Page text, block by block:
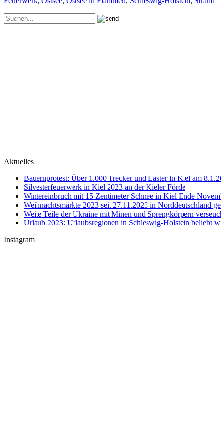
Aktuelles
Bauernprotest: Über 1.000 Trecker und Laster in Kiel am
Silvesterfeuerwerk in Kiel 2023 an der Kieler Förde
Wintereinbruch mit 15 Zentimeter Schnee in Kiel Ende
Weihnachtsmärkte 2023 seit 27.11.2023 in Norddeutschland
Weite Teile der Ukraine mit Minen und Sprengkörpern
Urlaub 2023: Urlaubsregionen in Schleswig-Holstein beliebt
Instagram